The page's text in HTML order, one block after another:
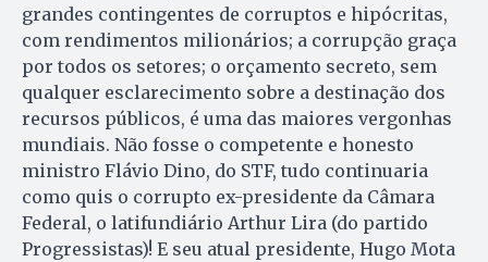
grandes contingentes de corruptos e hipócritas,
com rendimentos milionários; a corrupção graça
por todos os setores; o orçamento secreto, sem
qualquer esclarecimento sobre a destinação dos
recursos públicos, é uma das maiores vergonhas
mundiais. Não fosse o competente e honesto
ministro Flávio Dino, do STF, tudo continuaria
como quis o corrupto ex-presidente da Câmara
Federal, o latifundiário Arthur Lira (do partido
Progressistas)! E seu atual presidente, Hugo Mota